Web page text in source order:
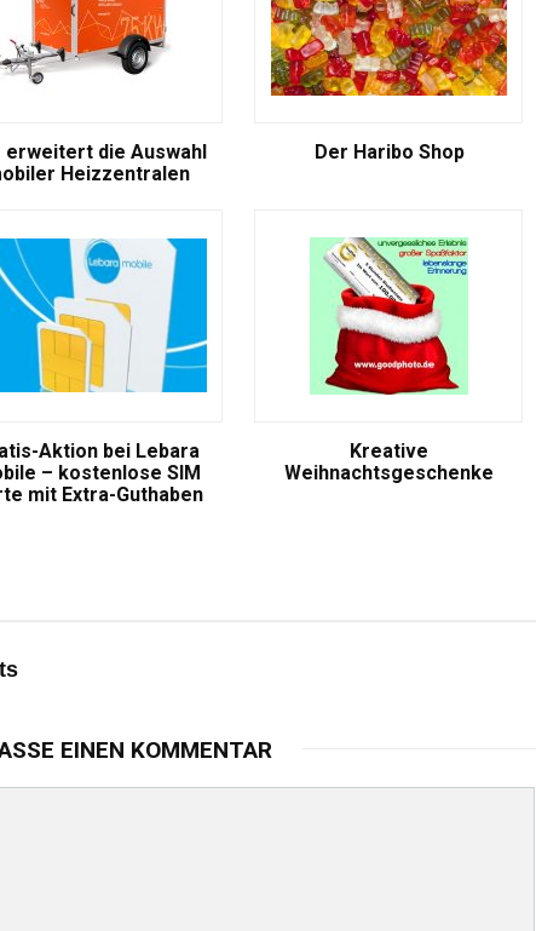
erweitert die Auswahl
Heizzentralen
Der Haribo Shop
Aktion bei Lebara
– kostenlose SIM
mit Extra-Guthaben
Kreative
Weihnachtsgeschenke
EINEN KOMMENTAR